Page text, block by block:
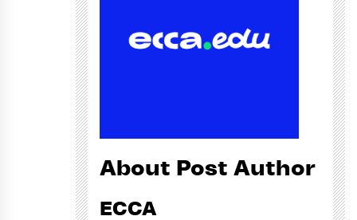
About Post Author
ECCA